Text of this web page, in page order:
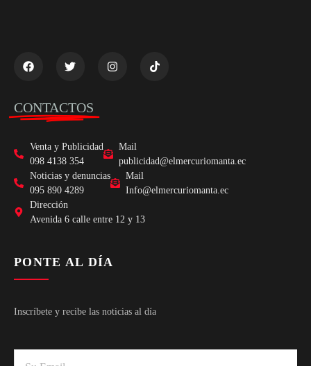
CONTACTOS
Venta y Publicidad
098 4138 354
Mail
publicidad@elmercuriomanta.ec
Noticias y denuncias
095 890 4289
Mail
Info@elmercuriomanta.ec
Dirección
Avenida 6 calle entre 12 y 13
PONTE AL DÍA
Inscríbete y recibe las noticias al día